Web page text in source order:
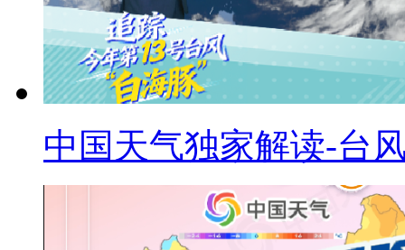
中国天气独家解读-台